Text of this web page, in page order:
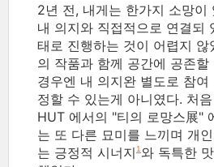
2년 전, 내게는 한가지 소망이
내 의지와 직접적으로 연결되
태로 진행하는 것이 어렵지 않
의 작품과 함께 공간에 공존할
경우엔 내 의지완 별도로 참여
정할 수 있는게 아니였다. 처
HUT 에서의 "티의 로망스展"
는 또 다른 묘미를 느끼며 개
는 긍정적 시너지1와 독특한